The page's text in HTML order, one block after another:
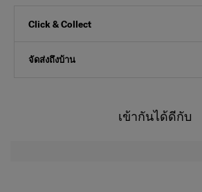
Click & Collect
จัดส่งถึงบ้าน
เข้ากันได้ดีกับ